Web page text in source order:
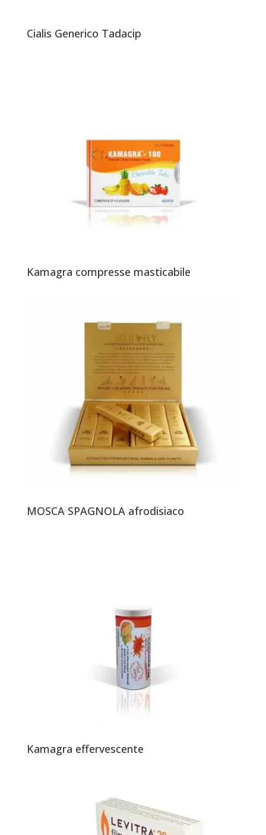
Cialis Generico Tadacip
Kamagra compresse masticabile
MOSCA SPAGNOLA afrodisiaco
Kamagra effervescente